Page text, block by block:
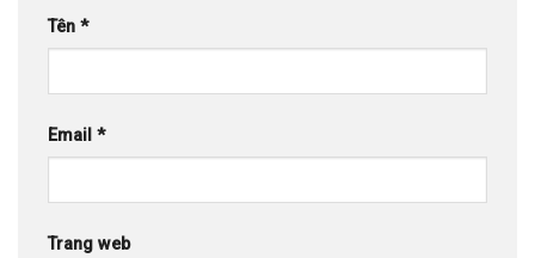
Tên *
Email *
Trang web